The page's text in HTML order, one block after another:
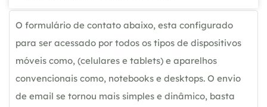
O formulário de contato abaixo, esta configurado
para ser acessado por todos os tipos de dispositivos
móveis como, (celulares e tablets) e aparelhos
convencionais como, notebooks e desktops. O envio
de email se tornou mais simples e dinâmico, basta